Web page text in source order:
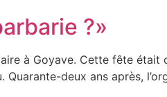
?»
à Goyave. Cette fête était
deux ans après,